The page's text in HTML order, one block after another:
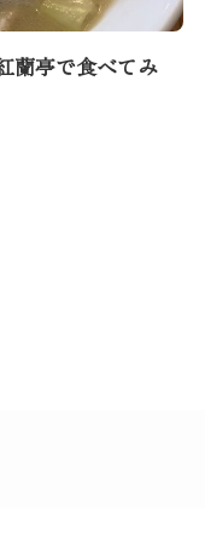
蘭亭で食べてみ